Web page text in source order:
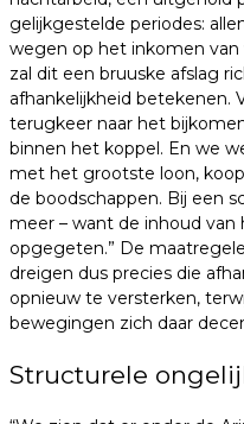
gelijkgestelde periodes:
wegen op het inkomen
zal dit een bruuske afslag
afhankelijkheid betekenen.
terugkeer naar het
binnen het koppel. En we
met het grootste loon,
de boodschappen. Bij een
meer – want de inhoud van
opgegeten.” De
dreigen dus precies die
opnieuw te versterken,
bewegingen zich daar
Structurele